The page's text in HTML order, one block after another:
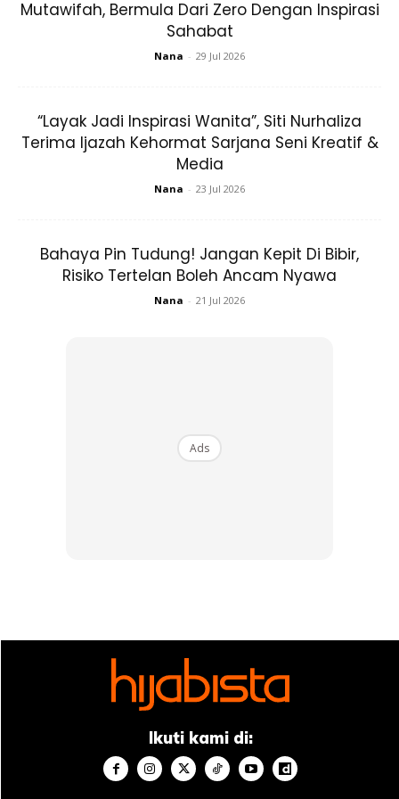
menjadi lebih lembap, dan yang paling digemari.
Soothing & Moisturizing
dapat melembapkan, menghaluskan, dan memberi sensasi
sejuk untuk kulit wajah, tubuh, dan rambut. Selain
kandungan Aloe vera yang mencapai 98%, produk ini juga
mengandung vitamin E yang berfungsi sebagai antioksidan
semulajadi dan menghaluskan kulit.
Herborist ini wanginya tidak seperti lidah
Mutawifah, Bermula Dari Zero Dengan Inspirasi
Sahabat
Nana - 29 Jul 2026
“Layak Jadi Inspirasi Wanita”, Siti Nurhaliza
Terima Ijazah Kehormat Sarjana Seni Kreatif &
Media
Nana - 23 Jul 2026
Bahaya Pin Tudung! Jangan Kepit Di Bibir,
Risiko Tertelan Boleh Ancam Nyawa
Nana - 21 Jul 2026
Ads
Ikuti kami di: